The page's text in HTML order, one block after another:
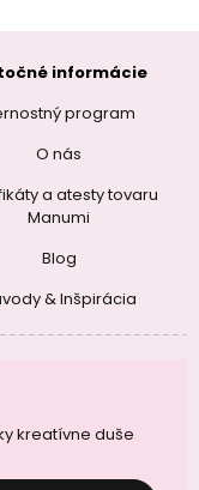
informácie
program
O nás
a atesty tovaru
Manumi
Blog
& Inšpirácia
kreatívne duše